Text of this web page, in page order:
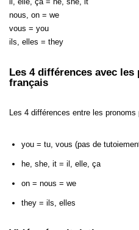
nous, on = we
vous = you
ils, elles = they
Les 4 différences avec
français
Les 4 différences entre les
you = tu, vous (pas de
he, she, it = il, elle, ça
on = nous = we
they = ils, elles